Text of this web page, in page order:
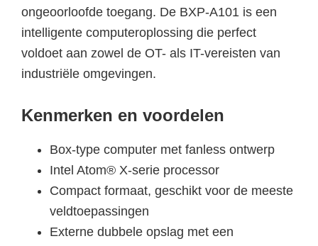
ongeoorloofde toegang. De BXP-A101 is een
intelligente computeroplossing die perfect
voldoet aan zowel de OT- als IT-vereisten van
industriële omgevingen.
Kenmerken en voordelen
Box-type computer met fanless ontwerp
Intel Atom® X-serie processor
Compact formaat, geschikt voor de meeste
veldtoepassingen
Externe dubbele opslag met een